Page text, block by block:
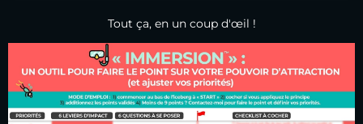
Tout ça, en un coup d'œil !